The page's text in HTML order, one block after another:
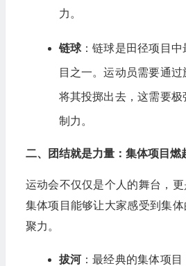
力。
链球：链球是田径项目中
目之一。运动员需要通
将其投掷出去，这需要
制力。
二、团结就是力量：集体项目燃
运动会不仅仅是个人的舞台，更
集体项目能够让大家感受到集
聚力。
拔河：最经典的集体项目